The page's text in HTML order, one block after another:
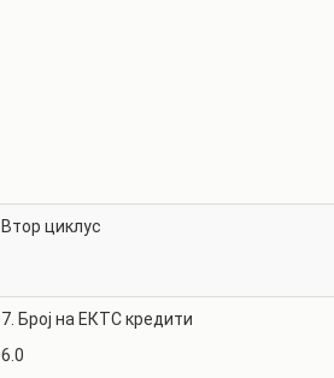
Втор циклус
7. Број на ЕКТС кредити
6.0